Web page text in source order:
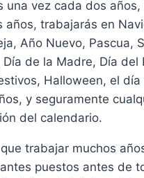
una vez cada dos años,
años, trabajarás en
Año Nuevo, Pascua,
Día de la Madre, Día del
Halloween, el día
y seguramente
del calendario.
trabajar muchos
puestos antes de